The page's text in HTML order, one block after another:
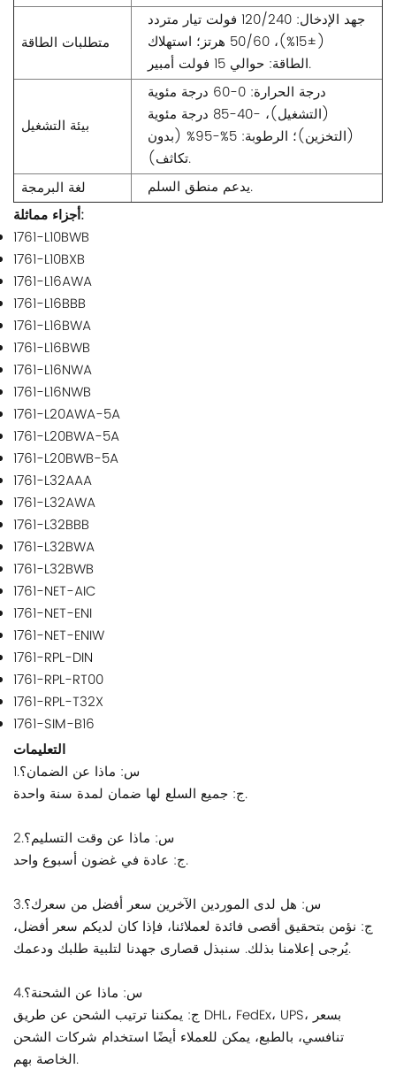
متطلبات الطاقة
جهد الإدخال: 120/240 فولت تيار متردد
(±15%)، 50/60 هرتز؛ استهلاك
الطاقة: حوالي 15 فولت أمبير.
بيئة التشغيل
درجة الحرارة: 0-60 درجة مئوية
(التشغيل)، -40-85 درجة مئوية
(التخزين)؛ الرطوبة: 5%-95% (بدون
تكاثف).
لغة البرمجة
يدعم منطق السلم.
أجزاء مماثلة:
1761-L10BWB
1761-L10BXB
1761-L16AWA
1761-L16BBB
1761-L16BWA
1761-L16BWB
1761-L16NWA
1761-L16NWB
1761-L20AWA-5A
1761-L20BWA-5A
1761-L20BWB-5A
1761-L32AAA
1761-L32AWA
1761-L32BBB
1761-L32BWA
1761-L32BWB
1761-NET-AIC
1761-NET-ENI
1761-NET-ENIW
1761-RPL-DIN
1761-RPL-RT00
1761-RPL-T32X
1761-SIM-B16
التعليمات
1.س: ماذا عن الضمان؟
ج: جميع السلع لها ضمان لمدة سنة واحدة.
2.س: ماذا عن وقت التسليم؟
ج: عادة في غضون أسبوع واحد.
3.س: هل لدى الموردين الآخرين سعر أفضل من سعرك؟
ج: نؤمن بتحقيق أقصى فائدة لعملائنا، فإذا كان لديكم سعر أفضل،
يُرجى إعلامنا بذلك. سنبذل قصارى جهدنا لتلبية طلبك ودعمك.
4.س: ماذا عن الشحنة؟
ج: يمكننا ترتيب الشحن عن طريق DHL، FedEx، UPS، بسعر
تنافسي، بالطبع، يمكن للعملاء أيضًا استخدام شركات الشحن
الخاصة بهم.